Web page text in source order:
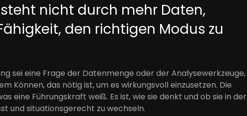
nicht durch mehr Daten,
den richtigen Modus zu
sei eine Frage der Datenmenge oder der Analysewerkzeuge,
Können, das nötig ist, um es wirkungsvoll einzusetzen. Die
eine Führungskraft weiß. Es ist, wie sie denkt und ob sie in der
und situationsgerecht zu wechseln.